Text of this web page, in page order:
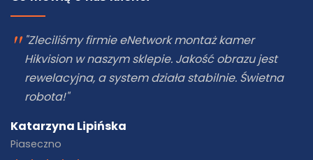
"Zleciliśmy firmie eNetwork montaż kamer
Hikvision w naszym sklepie. Jakość obrazu jest
rewelacyjna, a system działa stabilnie. Świetna
robota!"
Katarzyna Lipińska
Piaseczno